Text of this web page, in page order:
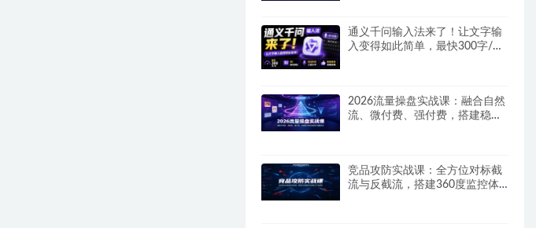
通义千问输入法来了！让文字输
入变得如此简单，最快300字/
2026流量操盘实战课：融合自然
流、微付费、强付费，搭建稳定
竞品攻防实战课：全方位对标截
流与反截流，搭建360度监控体